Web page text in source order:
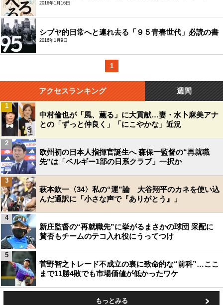
2016年1月16日
シブヤ的日常へと連れ去る「９５青春世代」必読の書
2016年1月9日
1
アクセスランキング 週間
中村倫也が「風、薫る」に大貢献…妻・水卜麻美アナ
との「ずっと仲良く」「にこやかな」近況
1
欧州初の日本人指揮官誕生へ 森保一監督の“再就職
先”は「ベルギー1部の日系クラブ」一択か
2
萩本欽一〈34〉私の“運”論 大谷翔平のカネを使い込
んだ通訳に「小さな声で『ありがとう』」
3
新庄監督の“再就職先”に挙がるまさかの球団 采配に
賛否もチームのテコ入れ役にうってつけ
4
菅野智之トレード不成立の裏に致命的な“前科”…ここ
まで11勝4敗でも市場価値が低かったワケ
5
もっとみる